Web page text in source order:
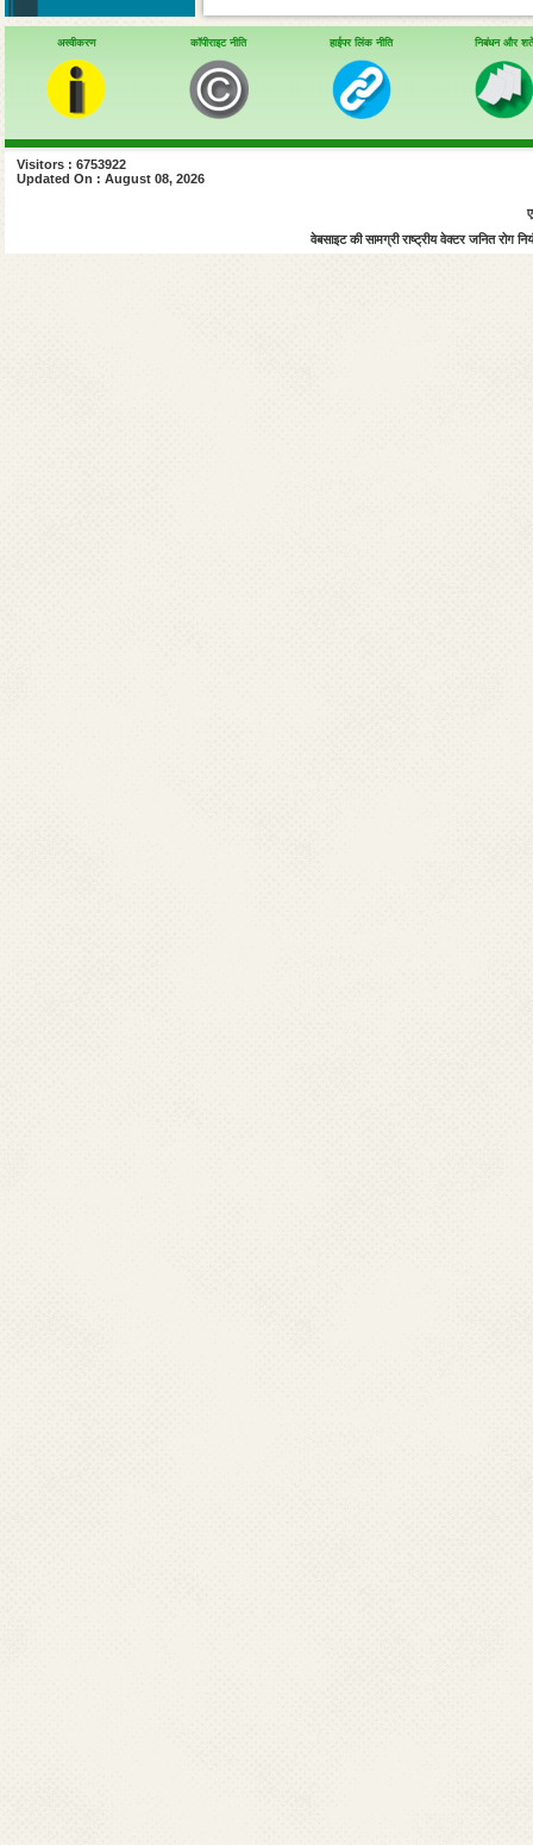
अस्वीकरण कॉपीराइट नीति हाईपर लिंक नीति निबंधन और शर्तें
Visitors : 6753922
Updated On : August 08, 2026
वेबसाइट की सामग्री राष्ट्रीय वेक्टर जनित रोग